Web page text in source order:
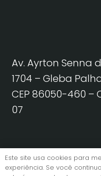
Av. Ayrton Senna
1704 – Gleba
CEP 86050-460 –
07
Política de
Este site usa cookies para
experiência. Se você